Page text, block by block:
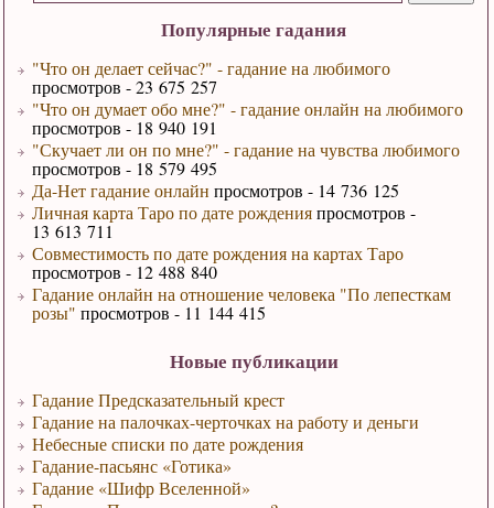
Популярные гадания
"Что он делает сейчас?" - гадание на любимого
просмотров - 23 675 257
"Что он думает обо мне?" - гадание онлайн на любимого
просмотров - 18 940 191
"Скучает ли он по мне?" - гадание на чувства любимого
просмотров - 18 579 495
Да-Нет гадание онлайн просмотров - 14 736 125
Личная карта Таро по дате рожденияпросмотров -
13 613 711
Совместимость по дате рождения на картах Таро
просмотров - 12 488 840
Гадание онлайн на отношение человека "По лепесткам
розы" просмотров - 11 144 415
Новые публикации
Гадание Предсказательный крест
Гадание на палочках-черточках на работу и деньги
Небесные списки по дате рождения
Гадание-пасьянс «Готика»
Гадание «Шифр Вселенной»